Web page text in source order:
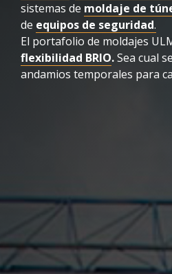
sistemas de moldaje de
de equipos de seguridad.
El portafolio de moldajes
flexibilidad BRIO.Sea cual
andamios temporales para